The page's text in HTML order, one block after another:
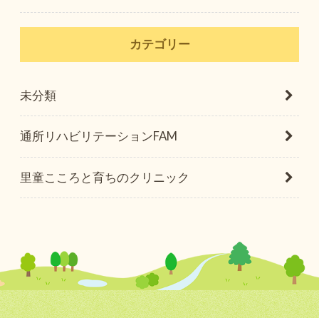
カテゴリー
未分類
通所リハビリテーションFAM
里童こころと育ちのクリニック